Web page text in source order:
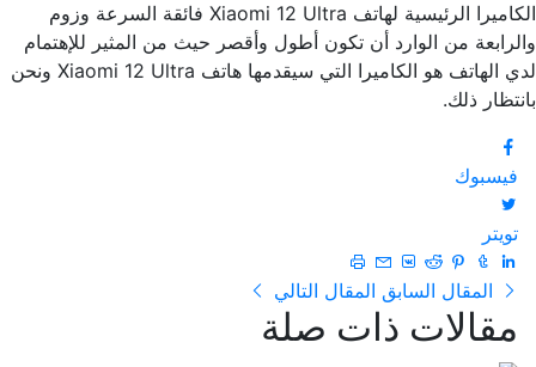
الكاميرا الرئيسية لهاتف Xiaomi 12 Ultra فائقة السرعة وزوم
والرابعة من الوارد أن تكون أطول وأقصر حيث من المثير للإهتمام
لدي الهاتف هو الكاميرا التي سيقدمها هاتف Xiaomi 12 Ultra ونحن
بانتظار ذلك.
فيسبوك
تويتر
المقال السابق المقال التالي
مقالات ذات صلة